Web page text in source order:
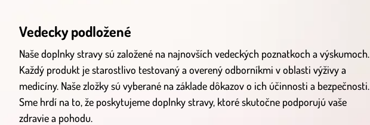
Vedecky podložené
Naše doplnky stravy sú založené na najnovších vedeckých poznatkoch a výskumoch.
Každý produkt je starostlivo testovaný a overený odborníkmi v oblasti výživy a
medicíny. Naše zložky sú vyberané na základe dôkazov o ich účinnosti a bezpečnosti.
Sme hrdí na to, že poskytujeme doplnky stravy, ktoré skutočne podporujú vaše
zdravie a pohodu.